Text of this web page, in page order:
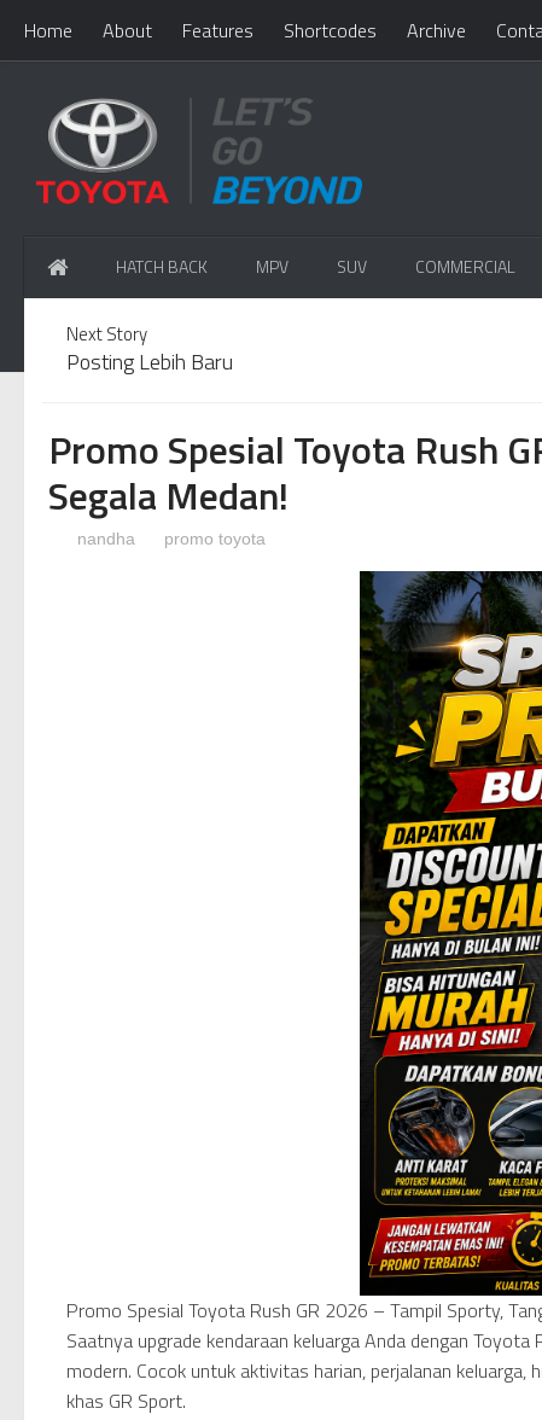
Home About Features Shortcodes Archive
HATCH BACK MPV SUV COMMERCIAL
Next Story
Posting Lebih Baru
Promo Spesial Toyota Rush
Segala Medan!
nandha promo toyota
Promo Spesial Toyota Rush GR 2026 – Tampil Sporty,
Saatnya upgrade kendaraan keluarga Anda dengan
modern. Cocok untuk aktivitas harian, perjalanan
khas GR Sport.